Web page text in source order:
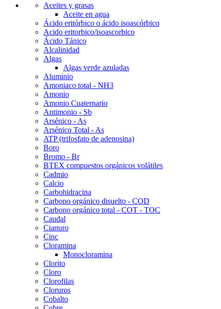
Aceites y grasas
Aceite en agua
Ácido eritórbico o ácido isoascórbico
Acido eritorbico/isoascorbico
Ácido Tánico
Alcalinidad
Algas
Algas verde azuladas
Aluminio
Amoniaco total - NH3
Amonio
Amonio Cuaternario
Antimonio - Sb
Arsénico - As
Arsénico Total - As
ATP (trifosfato de adenosina)
Boro
Bromo - Br
BTEX compuestos orgánicos volátiles
Cadmio
Calcio
Carbohidracina
Carbono orgánico disuelto - COD
Carbono orgánico total - COT - TOC
Caudal
Cianuro
Cinc
Cloramina
Monocloramina
Clorito
Cloro
Clorofilas
Cloruros
Cobalto